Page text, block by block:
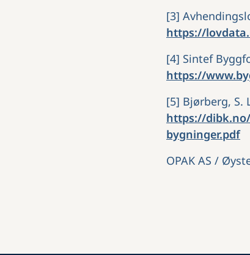
[3]
https://
[4] Sintef
https://
[5] Bjørberg, S.
https://
bygninger.pdf
OPAK AS /